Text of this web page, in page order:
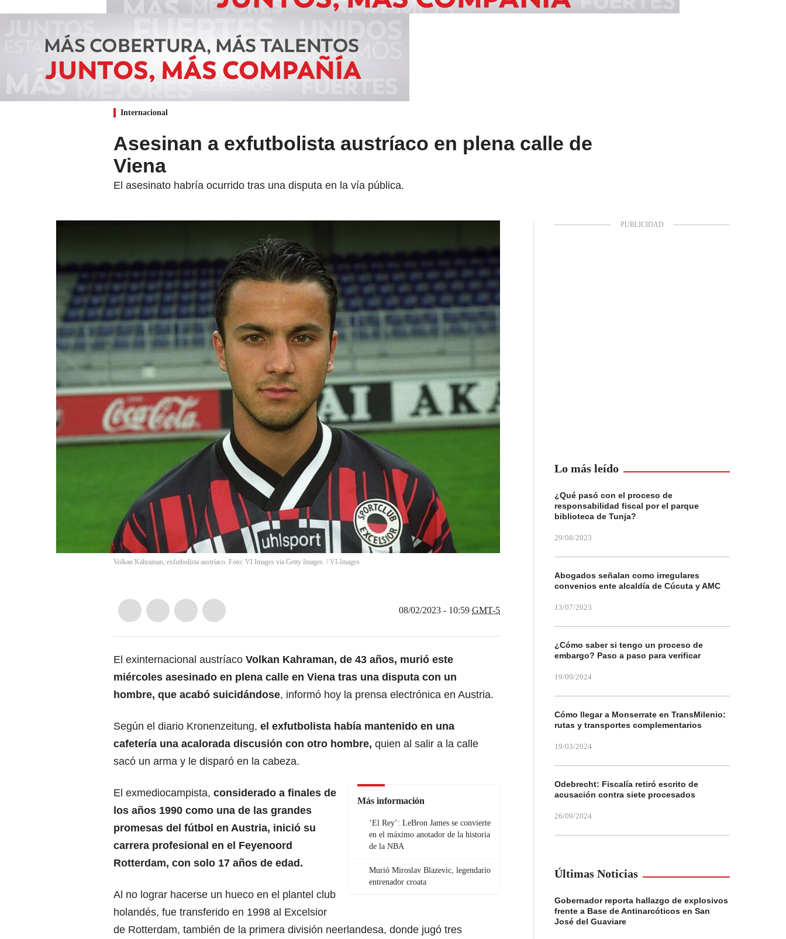
Internacional
Asesinan a exfutbolista austríaco en plena calle de
Viena
El asesinato habría ocurrido tras una disputa en la vía pública.
Volkan Kahraman, exfutbolista austríaco. Foto: VI Images via Getty Images. / VI-Images
08/02/2023 - 10:59 GMT-5
El exinternacional austríaco Volkan Kahraman, de 43 años, murió este
miércoles asesinado en plena calle en Viena tras una disputa con un
hombre, que acabó suicidándose, informó hoy la prensa electrónica en Austria.
Según el diario Kronenzeitung, el exfutbolista había mantenido en una
cafetería una acalorada discusión con otro hombre, quien al salir a la calle
sacó un arma y le disparó en la cabeza.
Más información
‘El Rey’: LeBron James se convierte
en el máximo anotador de la historia
de la NBA
Murió Miroslav Blazevic, legendario
entrenador croata
El exmediocampista, considerado a finales de
los años 1990 como una de las grandes
promesas del fútbol en Austria, inició su
carrera profesional en el Feyenoord
Rotterdam, con solo 17 años de edad.
Al no lograr hacerse un hueco en el plantel club
holandés, fue transferido en 1998 al Excelsior
de Rotterdam, también de la primera división neerlandesa, donde jugó tres
Lo más leído
¿Qué pasó con el proceso de
responsabilidad fiscal por el parque
biblioteca de Tunja?
29/08/2023
Abogados señalan como irregulares
convenios ente alcaldía de Cúcuta y AMC
13/07/2023
¿Cómo saber si tengo un proceso de
embargo? Paso a paso para verificar
19/09/2024
Cómo llegar a Monserrate en TransMilenio:
rutas y transportes complementarios
19/03/2024
Odebrecht: Fiscalía retiró escrito de
acusación contra siete procesados
26/09/2024
Últimas Noticias
Gobernador reporta hallazgo de explosivos
frente a Base de Antinarcóticos en San
José del Guaviare